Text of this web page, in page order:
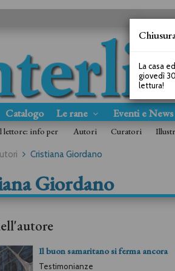
Catalogo Le rane Eventi e News
lettore: info per Autori Curatori
Cristiana Giordano
Giordano
Il buon samaritano si ferma ancora
Testimonianze
La casa
giovedì
lettura!